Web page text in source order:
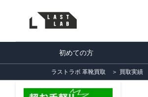
初めての方
ラストラボ 革靴買取 ＞ 買取実績